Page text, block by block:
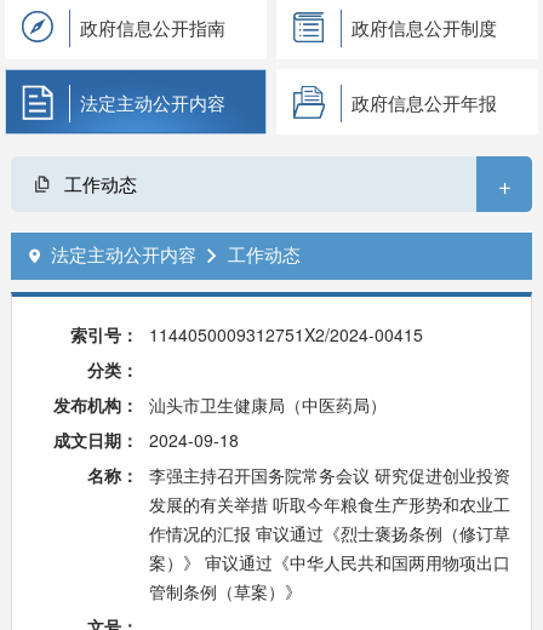
政府信息公开指南 政府信息公开制度
法定主动公开内容 政府信息公开年报
工作动态 +
 法定主动公开内容  工作动态
索引号：
1144050009312751X2/2024-00415
分类：
发布机构：
汕头市卫生健康局（中医药局）
成文日期：
2024-09-18
名称：
李强主持召开国务院常务会议 研究促进创业投资
发展的有关举措 听取今年粮食生产形势和农业工
作情况的汇报 审议通过《烈士褒扬条例（修订草
案）》 审议通过《中华人民共和国两用物项出口
管制条例（草案）》